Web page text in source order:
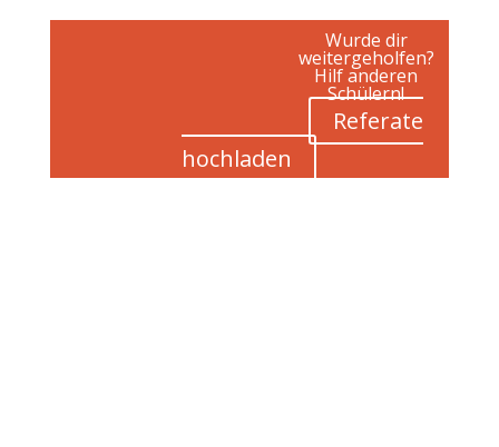
Wurde dir
weitergeholfen?
Hilf anderen
Schülern!
Referate
hochladen